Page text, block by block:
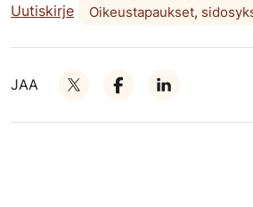
Uutiskirje
Oikeustapaukset,
JAA